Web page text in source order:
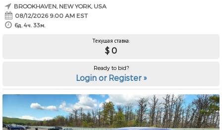
BROOKHAVEN, NEW YORK, USA
08/12/2026 9:00 AM EST
6д. 4ч. 33м.
Текущая ставка:
$ 0
Ready to bid?
Login or Register »